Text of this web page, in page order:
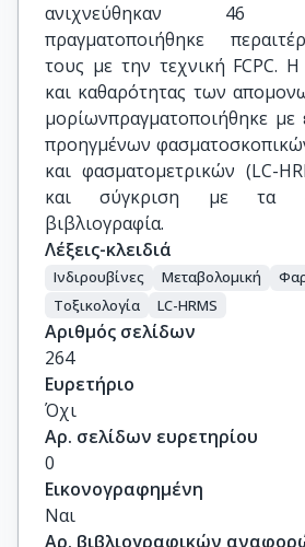
ανιχνεύθηκαν 46
πραγματοποιήθηκε
τους με την τεχνική FCPC.
και καθαρότητας των
μορίωνπραγματοποιήθηκε
προηγμένων
και φασματομετρικών (LC-
και σύγκριση με τα
βιβλιογραφία.
Λέξεις-κλειδιά
Ινδιρουβίνες Μεταβολομική
Τοξικολογία
LC-HRMS
Αριθμός σελίδων
264
Ευρετήριο
Όχι
Αρ. σελίδων ευρετηρίου
0
Εικονογραφημένη
Ναι
Αρ. βιβλιογραφικών